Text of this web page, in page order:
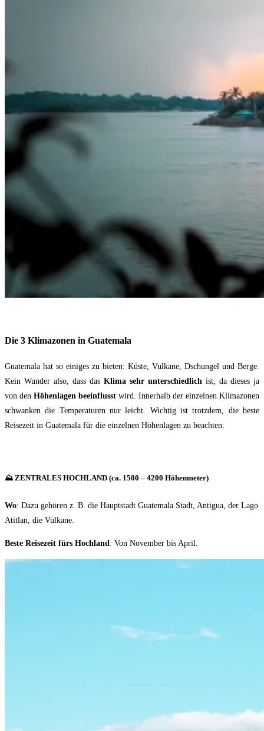
Die 3 Klimazonen in Guatemala
Guatemala hat so einiges zu bieten: Küste, Vulkane, Dschungel und Berge.
Kein Wunder also, dass das Klima sehr unterschiedlich ist, da dieses ja
von den Höhenlagen beeinflusst wird. Innerhalb der einzelnen Klimazonen
schwanken die Temperaturen nur leicht. Wichtig ist trotzdem, die beste
Reisezeit in Guatemala für die einzelnen Höhenlagen zu beachten:
⛰ ZENTRALES HOCHLAND (ca. 1500 – 4200 Höhenmeter)
Wo: Dazu gehören z. B. die Hauptstadt Guatemala Stadt, Antigua, der Lago
Atitlan, die Vulkane.
Beste Reisezeit fürs Hochland : Von November bis April.